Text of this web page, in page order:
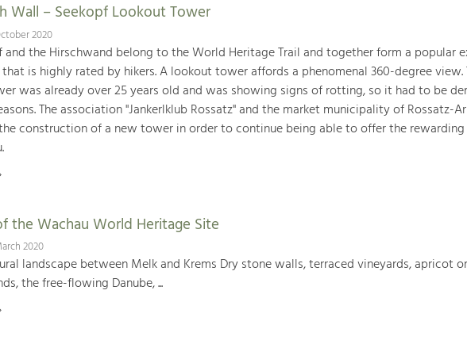
Wall – Seekopf Lookout Tower
2020
and the Hirschwand belong to the World Heritage Trail and together form a popular
is highly rated by hikers. A lookout tower affords a phenomenal 360-degree view.
was already over 25 years old and was showing signs of rotting, so it had to be
The association "Jankerlklub Rossatz" and the market municipality of Rossatz-
construction of a new tower in order to continue being able to offer the
the Wachau World Heritage Site
2020
landscape between Melk and Krems Dry stone walls, terraced vineyards, apricot
the free-flowing Danube, ...